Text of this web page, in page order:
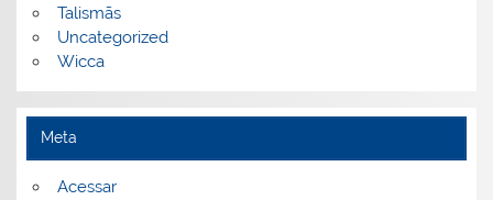
Talismãs
Uncategorized
Wicca
Meta
Acessar